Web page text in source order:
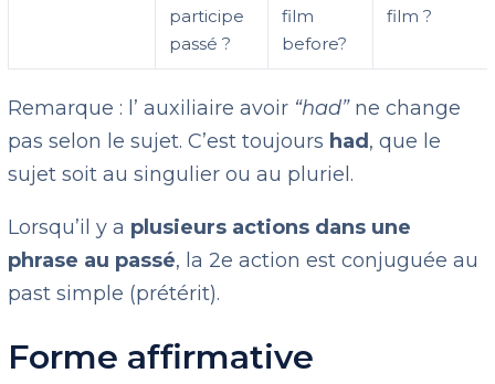
participe
passé ?
film
before?
film ?
Remarque : l’ auxiliaire avoir “had”ne change
pas selon le sujet. C’est toujours had , que le
sujet soit au singulier ou au pluriel.
Lorsqu’il y a plusieurs actions dans une
phrase au passé, la 2e action est conjuguée au
past simple (prétérit).
Forme affirmative